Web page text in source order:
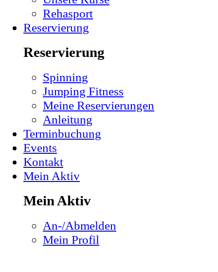
Rehasport
Reservierung
Reservierung
Spinning
Jumping Fitness
Meine Reservierungen
Anleitung
Terminbuchung
Events
Kontakt
Mein Aktiv
Mein Aktiv
An-/Abmelden
Mein Profil